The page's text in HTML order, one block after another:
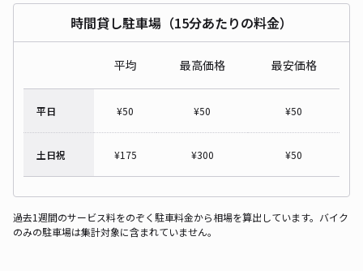
時間貸し駐車場（15分あたりの料金）
平均 最高価格 最安価格
平日 ¥50 ¥50 ¥50
土日祝 ¥175 ¥300 ¥50
過去1週間のサービス料をのぞく駐車料金から相場を算出しています。バイク
のみの駐車場は集計対象に含まれていません。